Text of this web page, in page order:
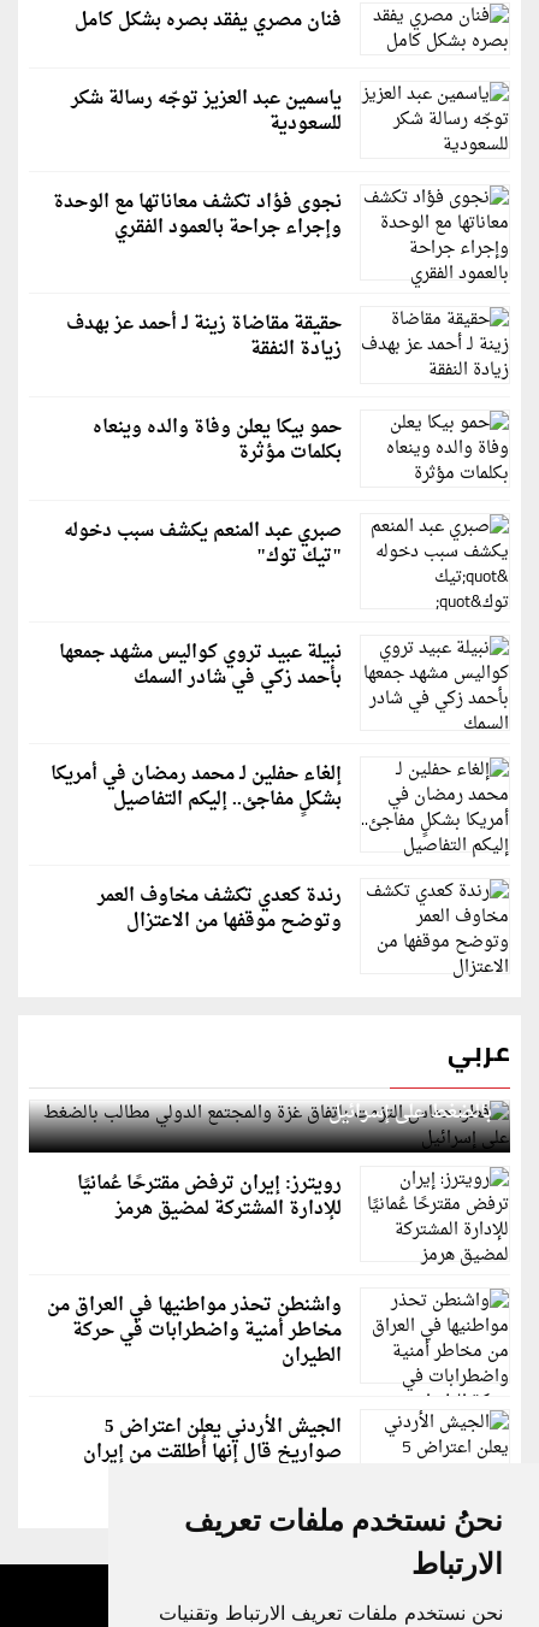
نحنُ نستخدم ملفات تعريف
الارتباط
نحن نستخدم ملفات تعريف الارتباط وتقنيات
فنان مصري يفقد بصره بشكل كامل
ياسمين عبد العزيز توجّه رسالة شكر
للسعودية
نجوى فؤاد تكشف معاناتها مع الوحدة
وإجراء جراحة بالعمود الفقري
حقيقة مقاضاة زينة لـ أحمد عز بهدف
زيادة النفقة
حمو بيكا يعلن وفاة والده وينعاه
بكلمات مؤثرة
صبري عبد المنعم يكشف سبب دخوله
"تيك توك"
نبيلة عبيد تروي كواليس مشهد جمعها
بأحمد زكي في شادر السمك
إلغاء حفلين لـ محمد رمضان في أمريكا
بشكلٍ مفاجئ.. إليكم التفاصيل
رندة كعدي تكشف مخاوف العمر
وتوضح موقفها من الاعتزال
عربي
قطر: حماس التزمت باتفاق غزة والمجتمع الدولي مطالب
بالضغط على إسرائيل
رويترز: إيران ترفض مقترحًا عُمانيًا
للإدارة المشتركة لمضيق هرمز
واشنطن تحذر مواطنيها في العراق من
مخاطر أمنية واضطرابات في حركة
الطيران
الجيش الأردني يعلن اعتراض 5
صواريخ قال إنها أُطلقت من إيران